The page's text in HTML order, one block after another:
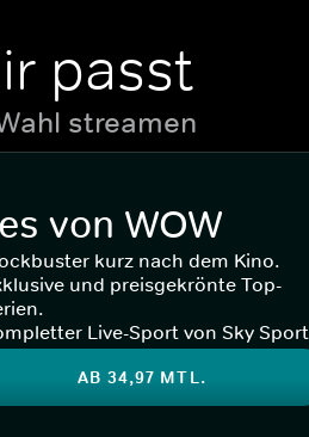
passt
streamen
von WOW
kurz nach dem Kino.
und preisgekrönte Top-
Live-Sport von Sky Sport
AB 34,97 MTL.